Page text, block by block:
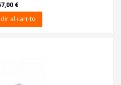
€
al carrito